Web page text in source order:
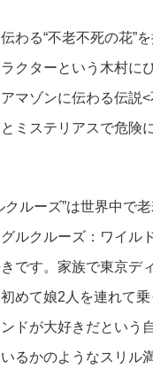
わる“不老不死の花”
クターという木村に
マゾンに伝わる伝説
ミステリアスで危険
ルーズ”は世界中で
ルクルーズ：ワイル
です。家族で東京デ
めて娘2人を連れて
ドが大好きだという
るかのようなスリル